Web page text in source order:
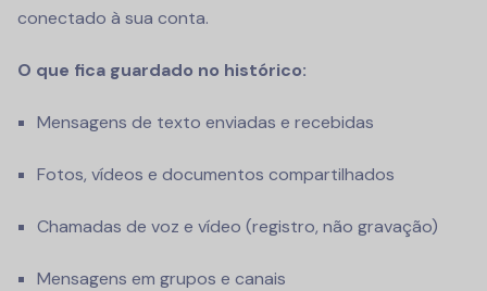
conectado à sua conta.
O que fica guardado no histórico:
Mensagens de texto enviadas e recebidas
Fotos, vídeos e documentos compartilhados
Chamadas de voz e vídeo (registro, não gravação)
Mensagens em grupos e canais